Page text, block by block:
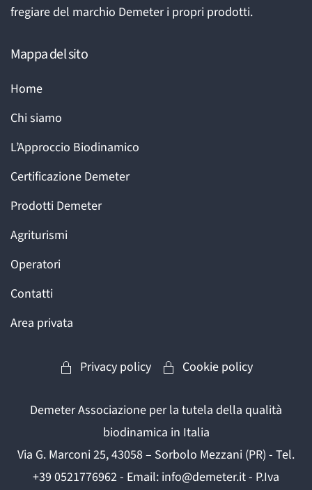
fregiare del marchio Demeter i propri prodotti.
Mappa del sito
Home
Chi siamo
L’Approccio Biodinamico
Certificazione Demeter
Prodotti Demeter
Agriturismi
Operatori
Contatti
Area privata
Privacy policy Cookie policy
Demeter Associazione per la tutela della qualità
biodinamica in Italia
Via G. Marconi 25, 43058 – Sorbolo Mezzani (PR) - Tel.
+39 0521776962 - Email: info@demeter.it - P.Iva